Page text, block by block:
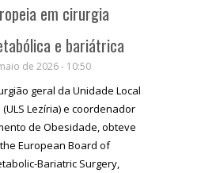
em cirurgia
e bariátrica
de 2026 - 10:50
geral da Unidade Local
Lezíria) e coordenador
de Obesidade, obteve
European Board of
Bariatric Surgery,